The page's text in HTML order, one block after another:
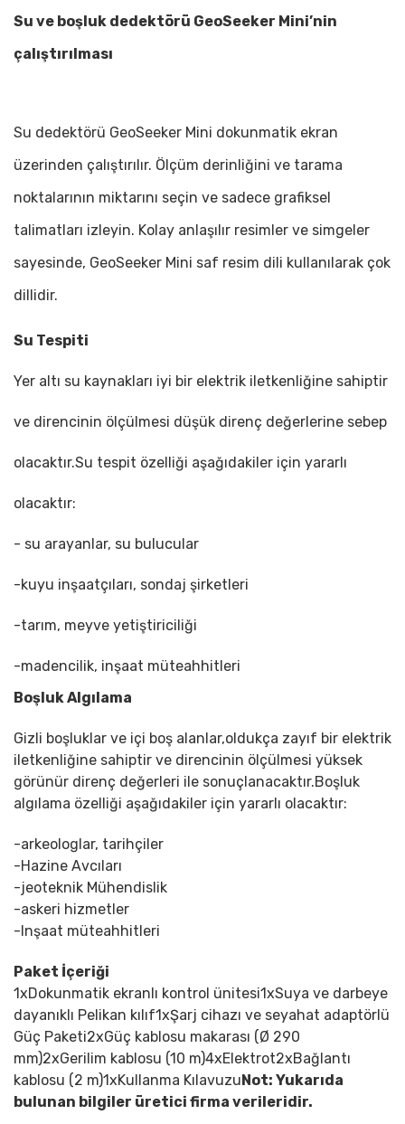
Su ve boşluk dedektörü GeoSeeker Mini’nin
çalıştırılması
Su dedektörü GeoSeeker Mini dokunmatik ekran
üzerinden çalıştırılır. Ölçüm derinliğini ve tarama
noktalarının miktarını seçin ve sadece grafiksel
talimatları izleyin. Kolay anlaşılır resimler ve simgeler
sayesinde, GeoSeeker Mini saf resim dili kullanılarak çok
dillidir.
Su Tespiti
Yer altı su kaynakları iyi bir elektrik iletkenliğine sahiptir
ve direncinin ölçülmesi düşük direnç değerlerine sebep
olacaktır.Su tespit özelliği aşağıdakiler için yararlı
olacaktır:
- su arayanlar, su bulucular
-kuyu inşaatçıları, sondaj şirketleri
-tarım, meyve yetiştiriciliği
-madencilik, inşaat müteahhitleri
Boşluk Algılama
Gizli boşluklar ve içi boş alanlar,oldukça zayıf bir elektrik
iletkenliğine sahiptir ve direncinin ölçülmesi yüksek
görünür direnç değerleri ile sonuçlanacaktır.Boşluk
algılama özelliği aşağıdakiler için yararlı olacaktır:
-arkeologlar, tarihçiler
-Hazine Avcıları
-jeoteknik Mühendislik
-askeri hizmetler
-Inşaat müteahhitleri
Paket İçeriği
1xDokunmatik ekranlı kontrol ünitesi1xSuya ve darbeye
dayanıklı Pelikan kılıf1xŞarj cihazı ve seyahat adaptörlü
Güç Paketi2xGüç kablosu makarası (Ø 290
mm)2xGerilim kablosu (10 m)4xElektrot2xBağlantı
kablosu (2 m)1xKullanma KılavuzuNot: Yukarıda
bulunan bilgiler üretici firma verileridir.